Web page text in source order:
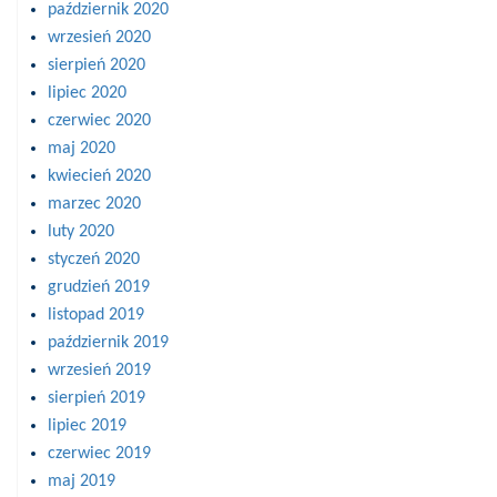
październik 2020
wrzesień 2020
sierpień 2020
lipiec 2020
czerwiec 2020
maj 2020
kwiecień 2020
marzec 2020
luty 2020
styczeń 2020
grudzień 2019
listopad 2019
październik 2019
wrzesień 2019
sierpień 2019
lipiec 2019
czerwiec 2019
maj 2019